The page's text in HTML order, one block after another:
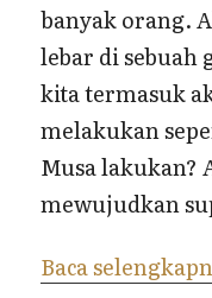
banyak orang.
lebar di sebuah
kita termasuk
melakukan
Musa lakukan?
mewujudkan
Baca